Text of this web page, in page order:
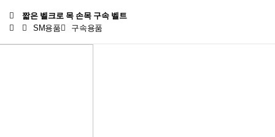
짧은 벨크로 목 손목 구속 벨트
SM용품
구속용품